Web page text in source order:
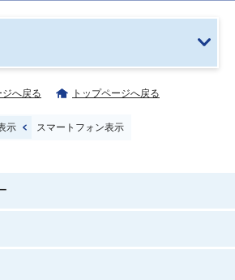
へ戻る トップページへ戻る
示 スマートフォン表示